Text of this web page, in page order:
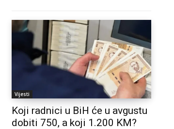
Vijesti
Koji radnici u BiH će u avgustu
dobiti 750, a koji 1.200 KM?